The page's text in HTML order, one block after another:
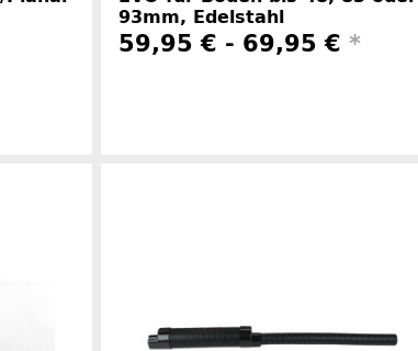
93mm, Edelstahl
59,95 € - 69,95 € *